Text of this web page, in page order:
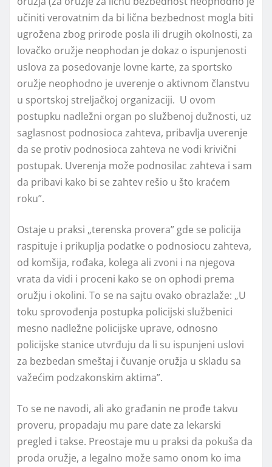
učiniti verovatnim da bi lična bezbednost mogla biti
ugrožena zbog prirode posla ili drugih okolnosti, za
lovačko oružje neophodan je dokaz o ispunjenosti
uslova za posedovanje lovne karte, za sportsko
oružje neophodno je uverenje o aktivnom članstvu
u sportskoj streljačkoj organizaciji. U ovom
postupku nadležni organ po službenoj dužnosti, uz
saglasnost podnosioca zahteva, pribavlja uverenje
da se protiv podnosioca zahteva ne vodi krivični
postupak. Uverenja može podnosilac zahteva i sam
da pribavi kako bi se zahtev rešio u što kraćem
roku”.
Ostaje u praksi „terenska provera” gde se policija
raspituje i prikuplja podatke o podnosiocu zahteva,
od komšija, rođaka, kolega ali zvoni i na njegova
vrata da vidi i proceni kako se on ophodi prema
oružju i okolini. To se na sajtu ovako obrazlaže: „U
toku sprovođenja postupka policijski službenici
mesno nadležne policijske uprave, odnosno
policijske stanice utvrđuju da li su ispunjeni uslovi
za bezbedan smeštaj i čuvanje oružja u skladu sa
važećim podzakonskim aktima”.
To se ne navodi, ali ako građanin ne prođe takvu
proveru, propadaju mu pare date za lekarski
pregled i takse. Preostaje mu u praksi da pokuša da
proda oružje, a legalno može samo onom ko ima